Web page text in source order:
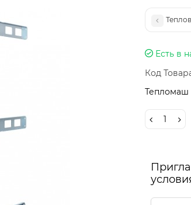
Есть в
Код
Тепломаш